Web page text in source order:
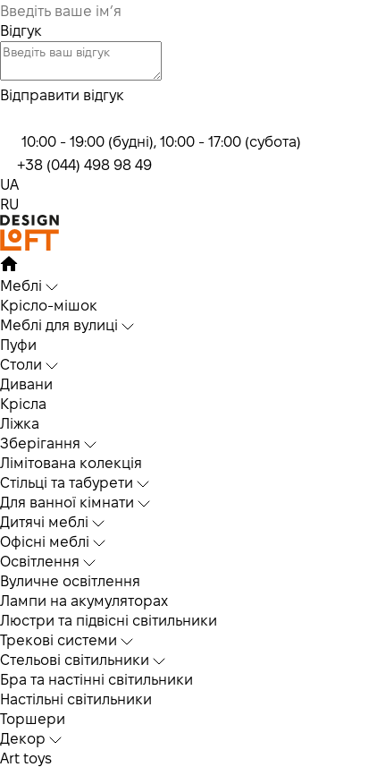
Відгук
Відправити відгук
10:00 - 19:00 (будні), 10:00 - 17:00 (субота)
+38 (044) 498 98 49
UA
RU
Меблі
Крісло-мішок
Меблі для вулиці
Пуфи
Столи
Дивани
Крісла
Ліжка
Зберігання
Лімітована колекція
Стільці та табурети
Для ванної кімнати
Дитячі меблі
Офісні меблі
Освітлення
Вуличне освітлення
Лампи на акумуляторах
Люстри та підвісні світильники
Трекові системи
Cтельові світильники
Бра та настінні світильники
Настільні світильники
Торшери
Декор
Art toys